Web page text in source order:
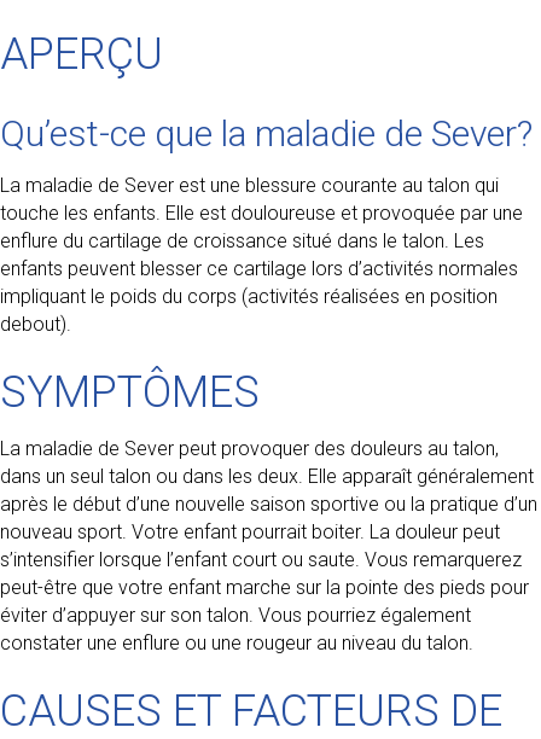
APERÇU
Qu’est-ce que la maladie de Sever?
La maladie de Sever est une blessure courante au talon qui
touche les enfants. Elle est douloureuse et provoquée par une
enflure du cartilage de croissance situé dans le talon. Les
enfants peuvent blesser ce cartilage lors d’activités normales
impliquant le poids du corps (activités réalisées en position
debout).
SYMPTÔMES
La maladie de Sever peut provoquer des douleurs au talon,
dans un seul talon ou dans les deux. Elle apparaît généralement
après le début d’une nouvelle saison sportive ou la pratique d’un
nouveau sport. Votre enfant pourrait boiter. La douleur peut
s’intensifier lorsque l’enfant court ou saute. Vous remarquerez
peut-être que votre enfant marche sur la pointe des pieds pour
éviter d’appuyer sur son talon. Vous pourriez également
constater une enflure ou une rougeur au niveau du talon.
CAUSES ET FACTEURS DE